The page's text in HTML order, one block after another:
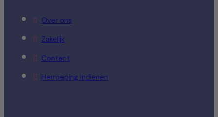
Over ons
Zakelijk
Contact
Herroeping indienen